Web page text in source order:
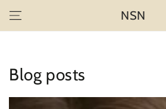
CONTENIDO
NSN
Blog posts